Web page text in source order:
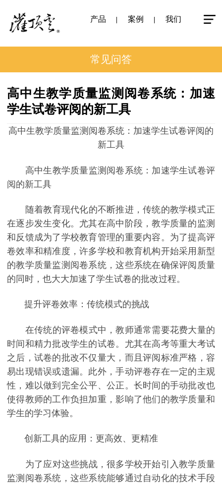
产品 案例 我们
常见问答
高中生教学质量监测阅卷系统：加速
学生试卷评阅的新工具
高中生教学质量监测阅卷系统：加速学生试卷评阅的
新工具
高中生教学质量监测阅卷系统：加速学生试卷评
阅的新工具
随着教育现代化的不断推进，传统的教学模式正
在逐步发生变化。尤其在高中阶段，教学质量的监测
和反馈成为了学校教育管理的重要内容。为了提高评
卷效率和精准度，许多学校和教育机构开始采用新型
的教学质量监测阅卷系统，这些系统在确保评阅质量
的同时，也大大加速了学生试卷的批改过程。
提升评卷效率：传统模式的挑战
在传统的评卷模式中，教师通常需要花费大量的
时间和精力批改学生的试卷。尤其在高考等重大考试
之后，试卷的批改不仅量大，而且评阅标准严格，容
易出现错误或遗漏。此外，手动评卷存在一定的主观
性，难以做到完全公平、公正。长时间的手动批改也
使得教师的工作负担加重，影响了他们的教学质量和
学生的学习体验。
创新工具的应用：更高效、更精准
为了应对这些挑战，很多学校开始引入教学质量
监测阅卷系统，这些系统能够通过自动化的技术手段